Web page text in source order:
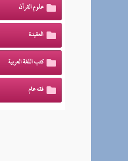
علوم القرآن
العقيدة
كتب اللغة العربية
فقه عام